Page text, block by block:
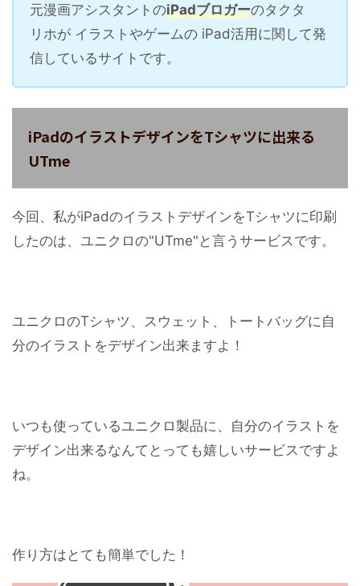
元漫画アシスタントのiPadブロガーのタクタ
リホが イラストやゲームの iPad活用に関して発
信しているサイトです。
iPadのイラストデザインをTシャツに出来る
UTme
今回、私がiPadのイラストデザインをTシャツに印刷
したのは、ユニクロの"UTme"と言うサービスです。
ユニクロのTシャツ、スウェット、トートバッグに自
分のイラストをデザイン出来ますよ！
いつも使っているユニクロ製品に、自分のイラストを
デザイン出来るなんてとっても嬉しいサービスですよ
ね。
作り方はとても簡単でした！